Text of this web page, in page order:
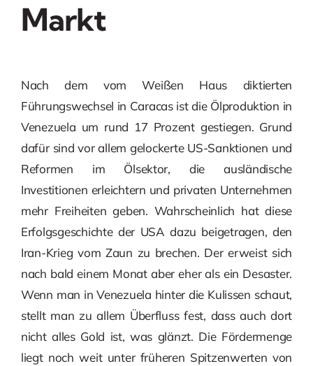
Markt
Nach dem vom Weißen Haus diktierten
Führungswechsel in Caracas ist die Ölproduktion in
Venezuela um rund 17 Prozent gestiegen. Grund
dafür sind vor allem gelockerte US-Sanktionen und
Reformen im Ölsektor, die ausländische
Investitionen erleichtern und privaten Unternehmen
mehr Freiheiten geben. Wahrscheinlich hat diese
Erfolgsgeschichte der USA dazu beigetragen, den
Iran-Krieg vom Zaun zu brechen. Der erweist sich
nach bald einem Monat aber eher als ein Desaster.
Wenn man in Venezuela hinter die Kulissen schaut,
stellt man zu allem Überfluss fest, dass auch dort
nicht alles Gold ist, was glänzt. Die Fördermenge
liegt noch weit unter früheren Spitzenwerten von